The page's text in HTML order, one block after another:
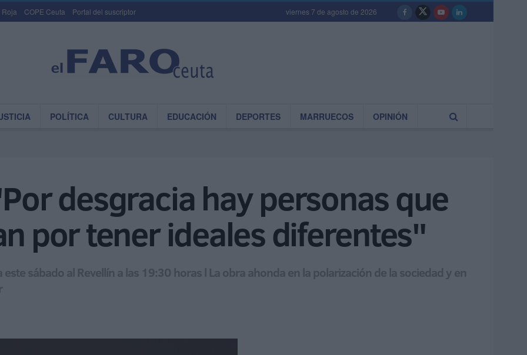
Roja COPE Ceuta Portal del suscriptor viernes 7 de agosto de 2026
POLÍTICA CULTURA EDUCACIÓN DEPORTES MARRUECOS OPINIÓN
desgracia hay personas que
por tener ideales diferentes"
sábado al Revellín a las 19:30 horas l La obra ahonda en la polarización de la sociedad y en